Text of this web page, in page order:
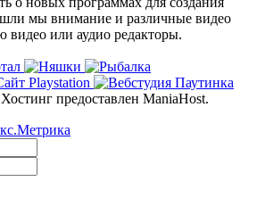
мы внимание и различные видео
видео или аудио редакторы.
предоставлен ManiaHost.